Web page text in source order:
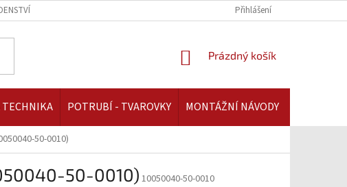
PLATBA A DOPRAVA |
Přihlášení
NÁKUPNÍ
Prázdný košík
POTRUBÍ - TVAROVKY MONTÁŽNÍ NÁVODY
50-0010)
50-0010) 10050040-50-0010